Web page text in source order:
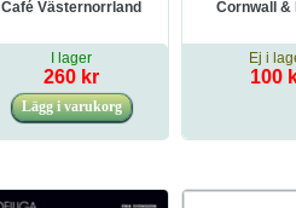
Café Västernorrland
I lager
260 kr
Cornwall &
Ej i
100